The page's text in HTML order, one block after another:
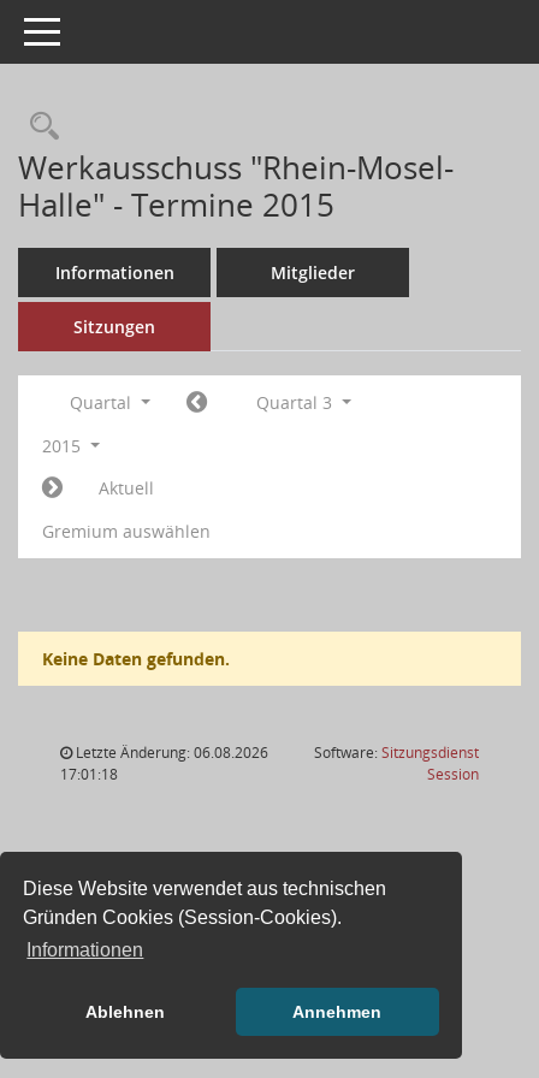
Diese Website verwendet aus technischen
Gründen Cookies (Session-Cookies).
Informationen
Ablehnen Annehmen
Toggle navigation
Werkausschuss "Rhein-Mosel-
Halle" - Termine 2015
Informationen Mitglieder
Sitzungen
Quartal
Quartal 3
2015
Aktuell
Gremium auswählen
Keine Daten gefunden.
Letzte Änderung: 06.08.2026
17:01:18
Software:Sitzungsdienst
Session(Wird in